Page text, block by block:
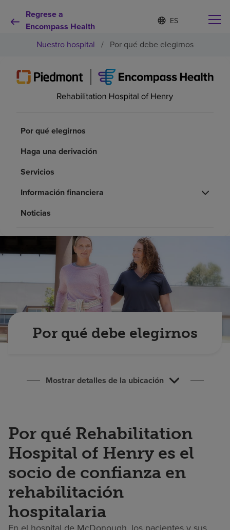
Regrese a
Encompass Health
Lista
de
idiomas
contraída
d
o
s
e
l
Pacientes y cuidadores
Recursos de salud
Buscar un centro
Pagar mi factura
Nuestro hospital / Por qué debe elegirnos
Por qué elegirnos
Haga una derivación
Servicios
Información financiera
Noticias
Por qué debe elegirnos
Mostrar detalles de la ubicación
Por qué Rehabilitation
Hospital of Henry es el
socio de confianza en
rehabilitación
hospitalaria